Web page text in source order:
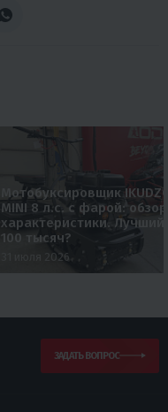
Мотобуксировщик
MINI 8 л.с. с фарой:
характеристики. Лучший
100 тысяч?
31 июля 2026
ЗАДАТЬ ВОПРОС